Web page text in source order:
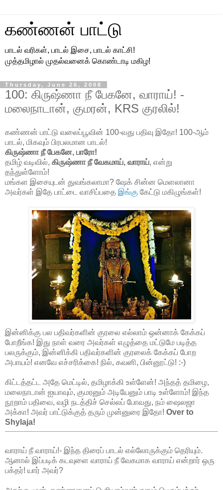
கண்ணன் பாட்டு
பாடல் வரிகள், பாடல் இசை, பாடல் காட்சி!
முத்தமிழால் முதல்வனைக் கொண்டாடி மகிழ!
Thursday, June 26, 2008
100: கிருஷ்ணா நீ பேகனே, வாராய்! -
மலைநாடான், குமரன், KRS குரலில்!
கண்ணன் பாட்டு வலைப்பூவின் 100-வது பதிவு இதோ! 100-ஆம்
பாடல், மிகவும் பிரபலமான பாடல்!
கிருஷ்ணா நீ பேகனே, பாரோ!
தமிழ் வடிவில், கிருஷ்ணா நீ வேகமாய், வாராய், என்று
தந்துள்ளோம்!
மங்கள இசையுடன் துவங்கலாமா? ஷேக் சின்ன மெளலானா
அவர்கள் இதே பாட்டை வாசிப்பதை இங்கு கேட்டு மகிழுங்கள்!
இன்னிக்கு பல பதிவர்களின் குரலை எல்லாம் ஒன்னாக் கேக்கப்
போறீங்க! இது நாள் வரை அவர்கள் எழுத்தை மட்டுமே படித்த
பலருக்கும், இன்னிக்கி பதிவர்களின் குரலைக் கேக்கப் போற
அபாயம்! எனவே எச்சரிக்கை! நில், கவனி, பின்னூட்டு! :-)
கிட்டத்தட்ட அதே மெட்டில், தமிழாக்கி உள்ளேன்! அந்தத் தமிழை,
மலைநாடான் ஐயாவும், குமரனும் அடியேனும் பாடி உள்ளோம்! இந்த
நூறாம் பதிவை, வழி நடத்திச் செல்லப் போவது, நம் ஷைலஜா
அக்கா! அவர் பாட்டுக்குத் தரும் முன்னுரை இதோ! Over to
Shylaja!
வாராய் நீ வாராய்!- இந்த திரைப் பாடல் எல்லோருக்கும் தெரியும்.
ஆனால் இப்படிக் கடவுளை வாராய் நீ வேகமாக வாராய் என்றார் ஒரு
பக்தர்! யார் அவர்?